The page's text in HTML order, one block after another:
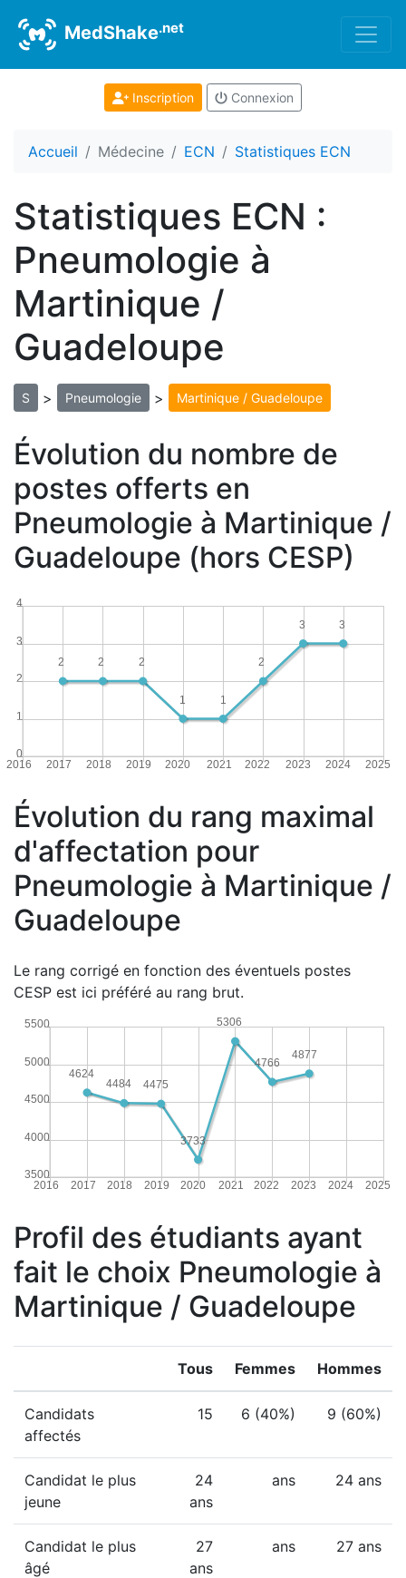
MedShake.net
Inscription Connexion
Accueil Médecine ECN Statistiques ECN
Statistiques ECN :
Pneumologie à
Martinique /
Guadeloupe
S > Pneumologie > Martinique / Guadeloupe
Évolution du nombre de
postes offerts en
Pneumologie à Martinique /
Guadeloupe (hors CESP)
2016 2017 2018 2019 2020 2021 2022 2023 2024 2025
0
1
2
3
4
3
3
2
1
1
2
2
2
Évolution du rang maximal
d'affectation pour
Pneumologie à Martinique /
Guadeloupe
Le rang corrigé en fonction des éventuels postes
CESP est ici préféré au rang brut.
2016 2017 2018 2019 2020 2021 2022 2023 2024 2025
3500
4000
4500
5000
5500
4877
4766
5306
3733
4475
4484
4624
Profil des étudiants ayant
fait le choix Pneumologie à
Martinique / Guadeloupe
Tous Femmes Hommes
Candidats
affectés
15 6 (40%) 9 (60%)
Candidat le plus
jeune
24
ans
ans 24 ans
Candidat le plus
âgé
27
ans
ans 27 ans